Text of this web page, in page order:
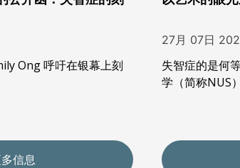
Ong 呼吁在银幕上刻
信息
27月 07日
失智症的是何
学（简称NUS